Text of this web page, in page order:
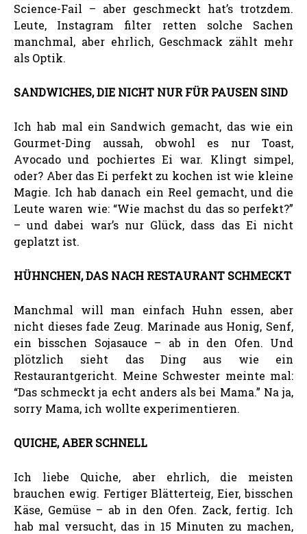
Science-Fail – aber geschmeckt hat’s trotzdem.
Leute, Instagram filter retten solche Sachen
manchmal, aber ehrlich, Geschmack zählt mehr
als Optik.
SANDWICHES, DIE NICHT NUR FÜR PAUSEN SIND
Ich hab mal ein Sandwich gemacht, das wie ein
Gourmet-Ding aussah, obwohl es nur Toast,
Avocado und pochiertes Ei war. Klingt simpel,
oder? Aber das Ei perfekt zu kochen ist wie kleine
Magie. Ich hab danach ein Reel gemacht, und die
Leute waren wie: “Wie machst du das so perfekt?”
– und dabei war’s nur Glück, dass das Ei nicht
geplatzt ist.
HÜHNCHEN, DAS NACH RESTAURANT SCHMECKT
Manchmal will man einfach Huhn essen, aber
nicht dieses fade Zeug. Marinade aus Honig, Senf,
ein bisschen Sojasauce – ab in den Ofen. Und
plötzlich sieht das Ding aus wie ein
Restaurantgericht. Meine Schwester meinte mal:
“Das schmeckt ja echt anders als bei Mama.” Na ja,
sorry Mama, ich wollte experimentieren.
QUICHE, ABER SCHNELL
Ich liebe Quiche, aber ehrlich, die meisten
brauchen ewig. Fertiger Blätterteig, Eier, bisschen
Käse, Gemüse – ab in den Ofen. Zack, fertig. Ich
hab mal versucht, das in 15 Minuten zu machen,